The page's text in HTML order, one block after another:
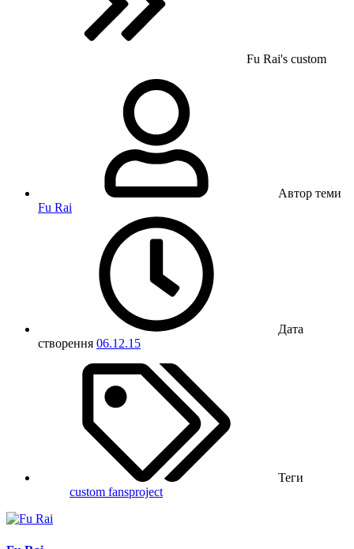
Fu Rai's custom
Автор теми
Fu Rai
Дата
створення 06.12.15
Теги
custom fansproject